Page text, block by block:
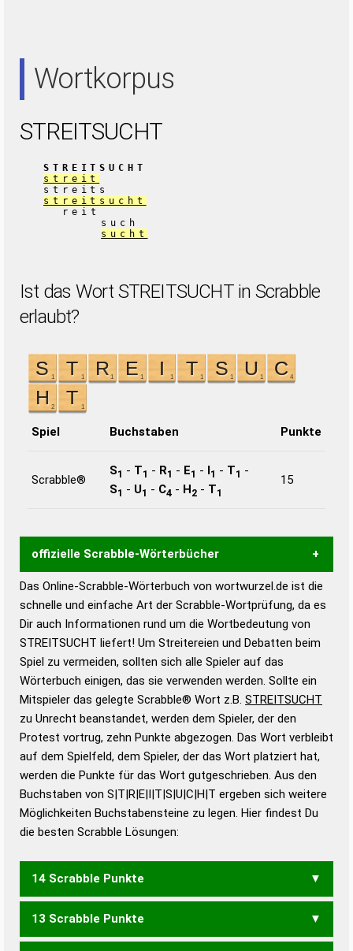
Wortkorpus
STREITSUCHT
STREITSUCHT
streit
streits
streitsucht
reit
such
sucht
Ist das Wort STREITSUCHT in Scrabble
erlaubt?
Spiel Buchstaben Punkte
Scrabble®
S1 - T1 - R1 - E1 - I1 - T1 -
S1 - U1 - C4 - H2 - T1
15
offizielle Scrabble-Wörterbücher
Wortwurzel liefert mit Hilfe eines semantischen
Wortanalyse-Algorithmus gute Anhaltspunkte zu
Wortbedeutung, Worttrennung und Wortform, um die
Gültigkeit eines Wortes für das Scrabble-Spiel zu
bestimmen! zugelassene Turnier Scrabble-
Wörterbücher sind:
Duden – Standardwerk in 12 Bänden
Duden – Richtiges und gutes
Deutsch
Duden – Die deutsche Grammatik
Duden – Deutsches
Universalwörterbuch
Das Online-Scrabble-Wörterbuch von wortwurzel.de ist die
schnelle und einfache Art der Scrabble-Wortprüfung, da es
Dir auch Informationen rund um die Wortbedeutung von
STREITSUCHT liefert! Um Streitereien und Debatten beim
Spiel zu vermeiden, sollten sich alle Spieler auf das
Wörterbuch einigen, das sie verwenden werden. Sollte ein
Mitspieler das gelegte Scrabble® Wort z.B. STREITSUCHT
zu Unrecht beanstandet, werden dem Spieler, der den
Protest vortrug, zehn Punkte abgezogen. Das Wort verbleibt
auf dem Spielfeld, dem Spieler, der das Wort platziert hat,
werden die Punkte für das Wort gutgeschrieben. Aus den
Buchstaben von S|T|R|E|I|T|S|U|C|H|T ergeben sich weitere
Möglichkeiten Buchstabensteine zu legen. Hier findest Du
die besten Scrabble Lösungen:
14 Scrabble Punkte
RUTSCHTEST SCHRITTEST
13 Scrabble Punkte